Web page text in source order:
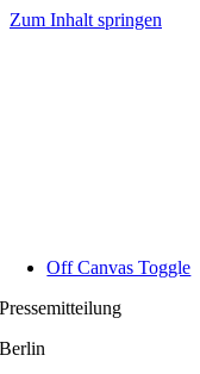
Zum Inhalt springen
Off Canvas Toggle
Pressemitteilung
Berlin